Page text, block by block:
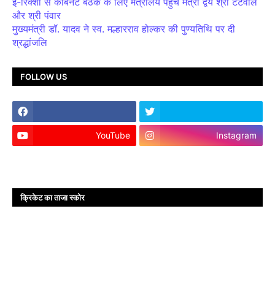
और श्री पंवार
मुख्यमंत्री डॉ. यादव ने स्व. मल्हारराव होल्कर की पुण्यतिथि पर दी
श्रद्धांजलि
FOLLOW US
YouTube Instagram
क्रिकेट का ताजा स्कोर